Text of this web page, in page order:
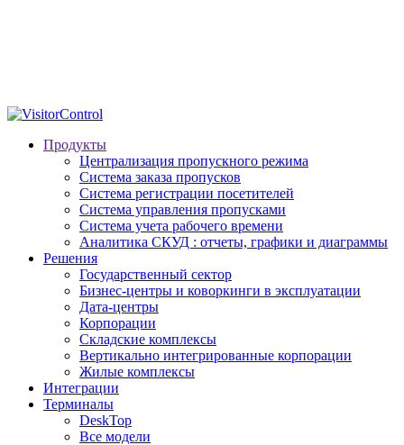
Продукты
Централизация пропускного режима
Система заказа пропусков
Система регистрации посетителей
Система управления пропусками
Система учета рабочего времени
Аналитика СКУД : отчеты, графики и диаграммы
Решения
Государственный сектор
Бизнес-центры и коворкинги в эксплуатации
Дата-центры
Корпорации
Складские комплексы
Вертикально интегрированные корпорации
Жилые комплексы
Интеграции
Терминалы
DeskTop
Все модели